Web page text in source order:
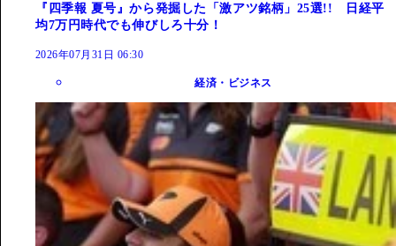
『四季報 夏号』から発掘した「激アツ銘柄」25選!! 日経平
均7万円時代でも伸びしろ十分！
2026年07月31日 06:30
経済・ビジネス